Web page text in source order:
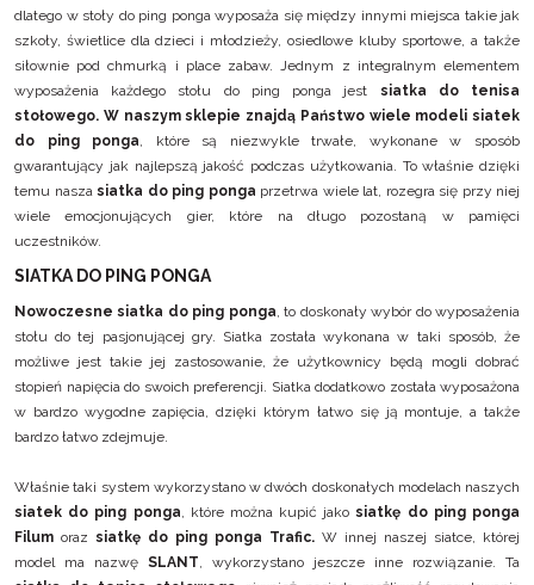
dlatego w stoły do ping ponga wyposaża się między innymi miejsca takie jak
szkoły, świetlice dla dzieci i młodzieży, osiedlowe kluby sportowe, a także
siłownie pod chmurką i place zabaw. Jednym z integralnym elementem
wyposażenia każdego stołu do ping ponga jest siatka do tenisa
stołowego. W naszym sklepie znajdą Państwo wiele modeli siatek
do ping ponga, które są niezwykle trwałe, wykonane w sposób
gwarantujący jak najlepszą jakość podczas użytkowania. To właśnie dzięki
temu nasza siatka do ping ponga przetrwa wiele lat, rozegra się przy niej
wiele emocjonujących gier, które na długo pozostaną w pamięci
uczestników.
SIATKA DO PING PONGA
Nowoczesne siatka do ping ponga, to doskonały wybór do wyposażenia
stołu do tej pasjonującej gry. Siatka została wykonana w taki sposób, że
możliwe jest takie jej zastosowanie, że użytkownicy będą mogli dobrać
stopień napięcia do swoich preferencji. Siatka dodatkowo została wyposażona
w bardzo wygodne zapięcia, dzięki którym łatwo się ją montuje, a także
bardzo łatwo zdejmuje.
Właśnie taki system wykorzystano w dwóch doskonałych modelach naszych
siatek do ping ponga, które można kupić jako siatkę do ping ponga
Filum oraz siatkę do ping ponga Trafic. W innej naszej siatce, której
model ma nazwę SLANT, wykorzystano jeszcze inne rozwiązanie. Ta